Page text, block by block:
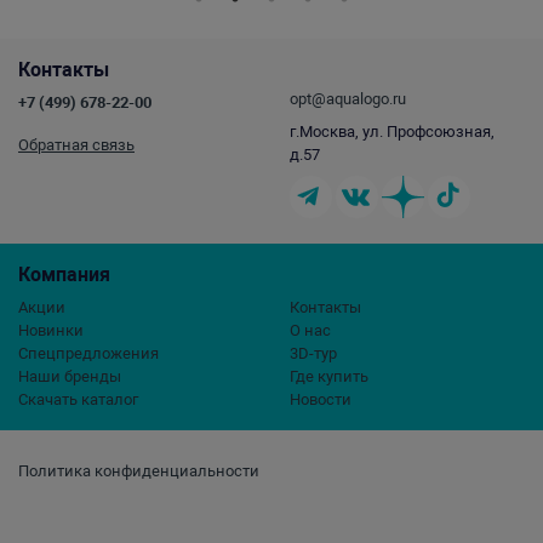
Политика конфиденциальности
Компания
Акции
Новинки
Спецпредложения
Наши бренды
Скачать каталог
Контакты
О нас
3D-тур
Где купить
Новости
Контакты
+7 (499) 678-22-00
Обратная связь
opt@aqualogo.ru
г.Москва, ул. Профсоюзная,
д.57